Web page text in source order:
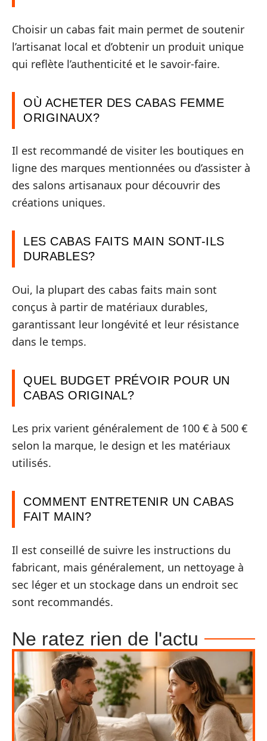
Choisir un cabas fait main permet de soutenir
l’artisanat local et d’obtenir un produit unique
qui reflète l’authenticité et le savoir-faire.
OÙ ACHETER DES CABAS FEMME
ORIGINAUX?
Il est recommandé de visiter les boutiques en
ligne des marques mentionnées ou d’assister à
des salons artisanaux pour découvrir des
créations uniques.
LES CABAS FAITS MAIN SONT-ILS
DURABLES?
Oui, la plupart des cabas faits main sont
conçus à partir de matériaux durables,
garantissant leur longévité et leur résistance
dans le temps.
QUEL BUDGET PRÉVOIR POUR UN
CABAS ORIGINAL?
Les prix varient généralement de 100 € à 500 €
selon la marque, le design et les matériaux
utilisés.
COMMENT ENTRETENIR UN CABAS
FAIT MAIN?
Il est conseillé de suivre les instructions du
fabricant, mais généralement, un nettoyage à
sec léger et un stockage dans un endroit sec
sont recommandés.
Ne ratez rien de l'actu